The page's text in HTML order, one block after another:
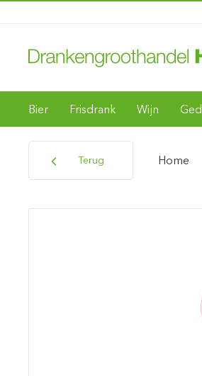
Bier Frisdrank Wijn
Terug Home